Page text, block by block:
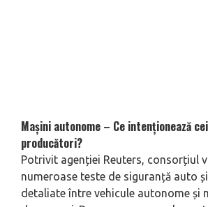
Mașini autonome – Ce intenționează
producători?
Potrivit agenției Reuters, consorțiul
numeroase teste de siguranță auto
detaliate între vehicule autonome și